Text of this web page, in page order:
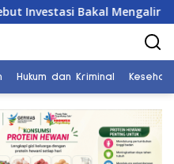
Bakal Mengalir
Hukum dan Kriminal